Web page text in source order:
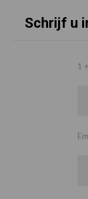
Schrijf u
1